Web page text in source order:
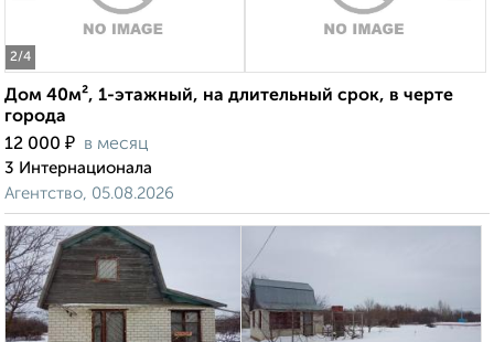
2/4
Дом 40м², 1-этажный, на длительный срок, в черте
города
12 000 ₽ в месяц
3 Интернационала
Агентство, 05.08.2026